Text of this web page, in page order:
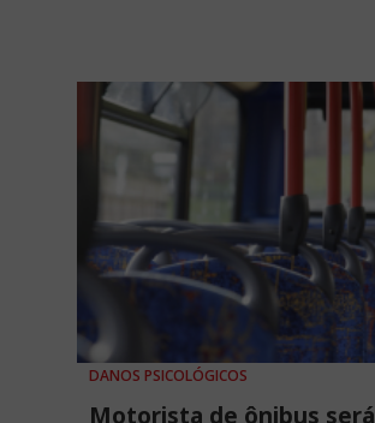
DANOS PSICOLÓGICOS
Motorista de ônibus será